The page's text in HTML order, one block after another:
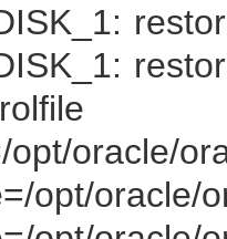
opt/oracle/
opt/oracle/